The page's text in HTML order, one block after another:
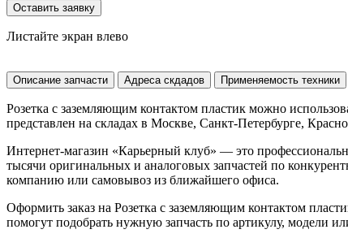
Оставить заявку
Листайте экран влево
Описание запчасти Адреса скдадов Применяемость техники
Розетка с заземляющим контактом пластик можно
представлен на складах в Москве, Санкт-Петербурге,
Интернет-магазин «Карьерный клуб» — это
тысячи оригинальных и аналоговых запчастей по
компанию или самовывоз из ближайшего офиса.
Оформить заказ на Розетка с заземляющим контактом
помогут подобрать нужную запчасть по артикулу, модели